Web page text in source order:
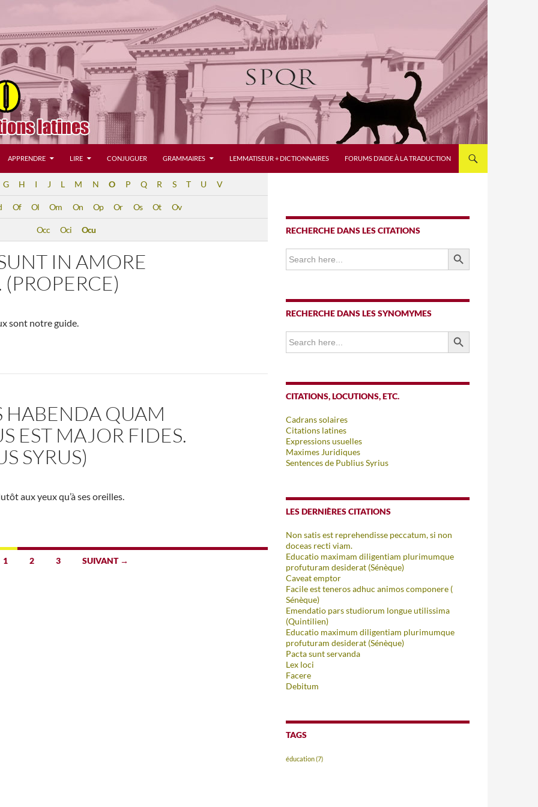
APPRENDRE LIRE CONJUGUER GRAMMAIRES LEMMATISEUR + DICTIONNAIRES FORUMS D’AIDE À LA TRADUCTION
G H I J L M N O P Q R S T U V
Of Ol Om On Op Or Os Ot Ov
Occ Oci Ocu
IN AMORE
(PROPERCE)
sont notre guide.
HABENDA QUAM
EST MAJOR FIDES.
SYRUS)
aux yeux qu’à ses oreilles.
1 2 3 SUIVANT →
RECHERCHE DANS LES CITATIONS
Search
for:
SEARCH BUTTON
RECHERCHE DANS LES SYNOMYMES
Search
for:
SEARCH BUTTON
CITATIONS, LOCUTIONS, ETC.
Cadrans solaires
Citations latines
Expressions usuelles
Maximes Juridiques
Sentences de Publius Syrius
LES DERNIÈRES CITATIONS
Non satis est reprehendisse peccatum, si non
doceas recti viam.
Educatio maximam diligentiam plurimumque
profuturam desiderat (Sénèque)
Caveat emptor
Facile est teneros adhuc animos componere (
Sénèque)
Emendatio pars studiorum longue utilissima
(Quintilien)
Educatio maximum diligentiam plurimumque
profuturam desiderat (Sénèque)
Pacta sunt servanda
Lex loci
Facere
Debitum
TAGS
éducation(7)